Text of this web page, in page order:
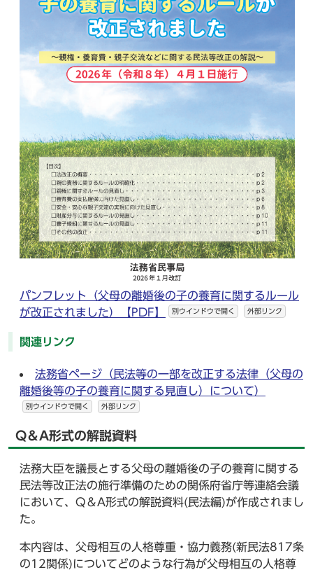
パンフレット（父母の離婚後の子の養育に関するルール
が改正されました）【PDF】
別ウインドウで開く 外部リンク
関連リンク
法務省ページ（民法等の一部を改正する法律（父母の
離婚後等の子の養育に関する見直し）について）
別ウインドウで開く 外部リンク
Q＆A形式の解説資料
法務大臣を議長とする父母の離婚後の子の養育に関する
民法等改正法の施行準備のための関係府省庁等連絡会議
において、Q＆A形式の解説資料(民法編)が作成されまし
た。
本内容は、父母相互の人格尊重・協力義務(新民法817条
の12関係)についてどのような行為が父母相互の人格尊